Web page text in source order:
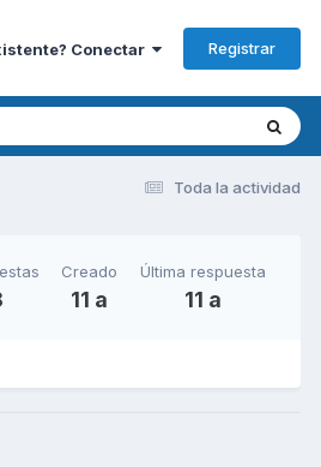
Conectar Registrar
Toda la actividad
Creado
11 a
Última respuesta
11 a